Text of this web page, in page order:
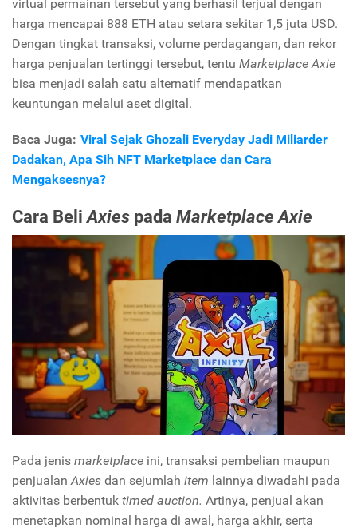
virtual permainan tersebut yang berhasil terjual dengan
harga mencapai 888 ETH atau setara sekitar 1,5 juta USD.
Dengan tingkat transaksi, volume perdagangan, dan rekor
harga penjualan tertinggi tersebut, tentu Marketplace Axie
bisa menjadi salah satu alternatif mendapatkan
keuntungan melalui aset digital.
Baca Juga: Viral Sejak Ghozali Everyday Jadi Miliarder
Dadakan, Apa Sih NFT Marketplace dan Cara
Mengaksesnya?
Cara BeliAxies pada Marketplace Axie
Pada jenis marketplace ini, transaksi pembelian maupun
penjualanAxies dan sejumlah item lainnya diwadahi pada
aktivitas berbentuk timed auction. Artinya, penjual akan
menetapkan nominal harga di awal, harga akhir, serta